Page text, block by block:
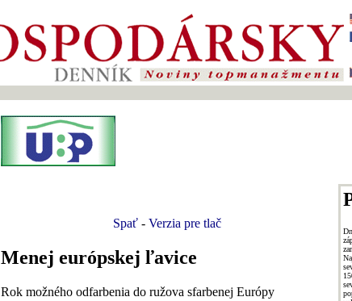
Spať- Verzia pre tlač
Menej európskej ľavice
Rok možného odfarbenia do ružova sfarbenej Európy